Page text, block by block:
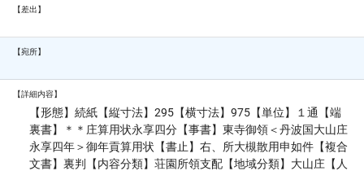
【差出】
【宛所】
【詳細内容】
【形態】続紙【縦寸法】295【横寸法】975【単位】１通【端
裏書】＊＊庄算用状永享四分【事書】東寺御領＜丹波国大山庄
永享四年＞御年貢算用状【書止】右、所大槻散用申如件【複合
文書】裏判【内容分類】荘園所領支配【地域分類】大山庄【人